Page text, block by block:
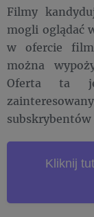
Filmy
mogli oglądać
w ofercie
można
Oferta ta
subskrybentów
Kliknij